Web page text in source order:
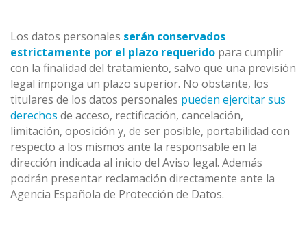
Los datos personales serán conservados
estrictamente por el plazo requerido para cumplir
con la finalidad del tratamiento, salvo que una previsión
legal imponga un plazo superior. No obstante, los
titulares de los datos personales pueden ejercitar sus
derechos de acceso, rectificación, cancelación,
limitación, oposición y, de ser posible, portabilidad con
respecto a los mismos ante la responsable en la
dirección indicada al inicio del Aviso legal. Además
podrán presentar reclamación directamente ante la
Agencia Española de Protección de Datos.